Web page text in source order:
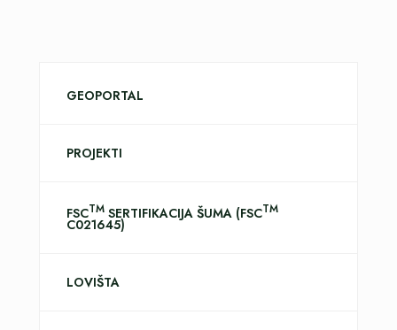
GEOPORTAL
PROJEKTI
FSCTM SERTIFIKACIJA ŠUMA (FSCTM
C021645)
LOVIŠTA